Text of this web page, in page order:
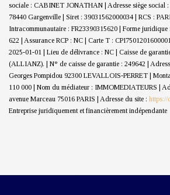
sociale : CABINET JONATHAN | Adresse siège social
78440 Gargenville | Siret : 39031562000034 | RCS :
Intracommunautaire : FR23390315620 | Forme
622 | Assurance RCP : NC | Carte T :
2025-01-01 | Lieu de délivrance : NC | Caisse de
(ALLIANZ). | N° de caisse de garantie : 249642 |
Georges Pompidou 92300 LEVALLOIS-PERRET |
110 000 | Nom du médiateur : IMMOMEDIATEURS |
avenue Marceau 75016 PARIS | Adresse du site : https://
Entreprise juridiquement et financièrement indépendante